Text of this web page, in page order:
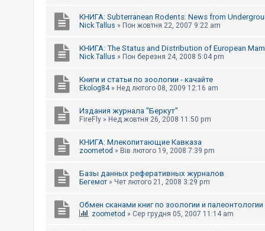
КНИГА: Subterranean Rodents: News from
Nick.Tallus » Пон жовтня 22, 2007 9:22 am
КНИГА: The Status and Distribution of European
Nick.Tallus » Пон березня 24, 2008 5:04 pm
Книги и статьи по зоологии - качайте
Ekolog84» Нед лютого 08, 2009 12:16 am
Издания журнала "Беркут"
FireFly » Нед жовтня 26, 2008 11:50 pm
КНИГА: Млекопитающие Кавказа
zoometod » Вів лютого 19, 2008 7:39 pm
Базы данных реферативных журналов
Бегемот » Чет лютого 21, 2008 3:29 pm
Обмен сканами книг по зоологии и палеонтологии
zoometod » Сер грудня 05, 2007 11:14 am